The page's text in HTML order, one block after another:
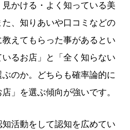
かける・よく知っている美
、知りあいや口コミなどの
えてもらった事があるとい
るお店」と「全く知らない
のか。どちらも確率論的に
店」を選ぶ傾向が強いです。
活動をして認知を広めてい